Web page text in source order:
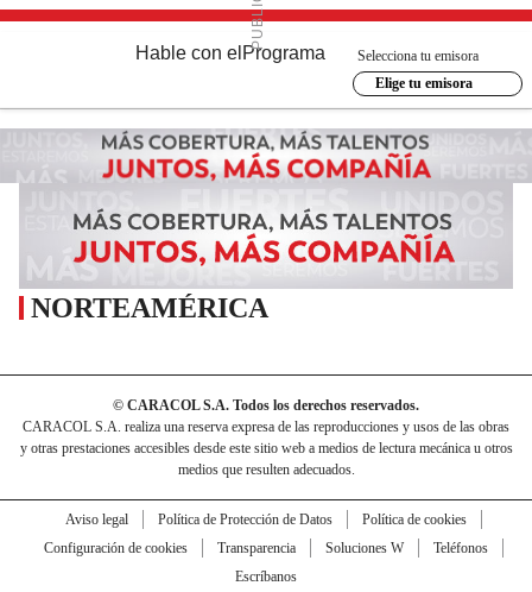
Hable con el Programa
Selecciona tu emisora
Elige tu emisora
NORTEAMÉRICA
© CARACOL S.A. Todos los derechos reservados.
CARACOL S.A. realiza una reserva expresa de las reproducciones y usos de las obras
y otras prestaciones accesibles desde este sitio web a medios de lectura mecánica u otros
medios que resulten adecuados.
Aviso legal Política de Protección de Datos
Política de cookies
Configuración de cookies
Transparencia Soluciones W
Teléfonos
Escríbanos